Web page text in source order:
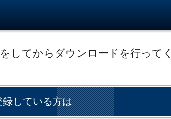
してからダウンロードを行ってく
している方は